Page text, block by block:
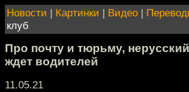
Новости | Картинки | Видео |
клуб
Про почту и тюрьму,
ждет водителей
11.05.21